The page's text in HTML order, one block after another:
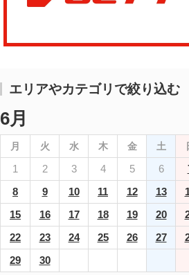
エリアやカテゴリで絞り込む
6月
月 火 水 木 金 土
1 2 3 4 5 6
8
9 10 11 12 13
15
16 17 18 19 20
22
23 24 25 26 27
29
30